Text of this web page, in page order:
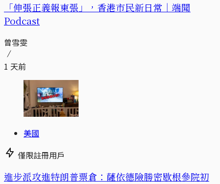
「伸張正義報東張」，香港市民新日常｜端聞
Podcast
曾雪雯
1 天前
美國
僅限註冊用戶
進步派攻進特朗普票倉：薩依德險勝密歇根參院初